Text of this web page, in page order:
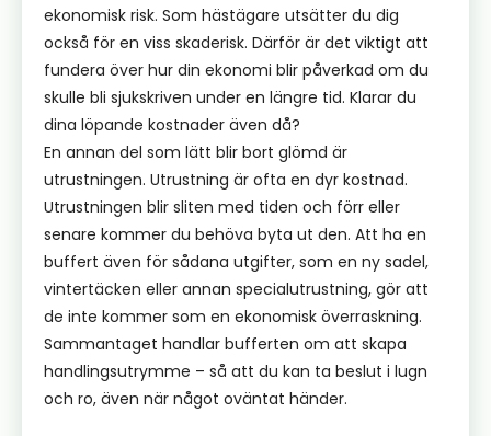
ekonomisk risk. Som hästägare utsätter du dig
också för en viss skaderisk. Därför är det viktigt att
fundera över hur din ekonomi blir påverkad om du
skulle bli sjukskriven under en längre tid. Klarar du
dina löpande kostnader även då?
En annan del som lätt blir bort glömd är
utrustningen. Utrustning är ofta en dyr kostnad.
Utrustningen blir sliten med tiden och förr eller
senare kommer du behöva byta ut den. Att ha en
buffert även för sådana utgifter, som en ny sadel,
vintertäcken eller annan specialutrustning, gör att
de inte kommer som en ekonomisk överraskning.
Sammantaget handlar bufferten om att skapa
handlingsutrymme – så att du kan ta beslut i lugn
och ro, även när något oväntat händer.